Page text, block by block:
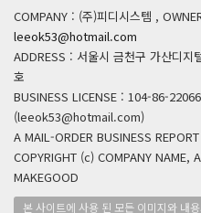
COMPANY : (주)피디시스템 ,
leeok53@hotmail.com
ADDRESS : 서울시 금천구 가산디
호
BUSINESS LICENSE : 104-86-
(leeok53@hotmail.com)
A MAIL-ORDER BUSINESS
COPYRIGHT (c) COMPANY
MAKEGOOD
본 사이트에 사용 된 모든 이미지와 내